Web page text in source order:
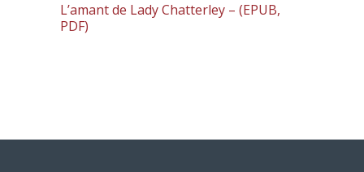
L’amant de Lady Chatterley – (EPUB,
PDF)